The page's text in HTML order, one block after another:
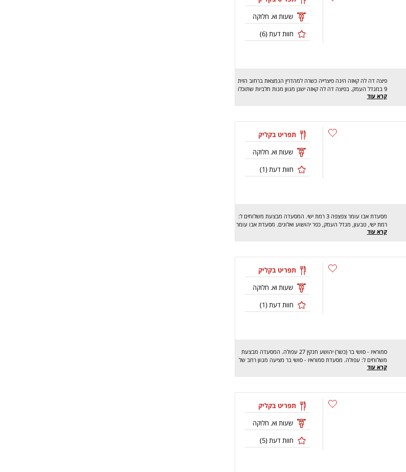
שעות וא. חלוקה
חוות דעת (6
)
פיצה דה לה קאזה הינה פיצרייה כשרה למהדרין הנמצאת ברחוב הזית
9 במגדל העמק. בפיצה דה לה קאזה ישנן מגוון מנות חלביות שתוכלו
להזמין- ג'בטות גבינה בטעמים ותוספות לבחירה, טוסטים מיוחדים,
פיצות במבחר טעמים חדשים ובגדלים לבחירה, פסטות ברטבים,
יוצאים למגדל העמק במינימום הזמנה של 20 ₪ וללא דמי
משלוח. שיהיה בתיאבון :)
קרא עוד
תפריט בקליק
שעות וא. חלוקה
חוות דעת (1
)
מסעדת אבו עומר צפצפה 3 רמת ישי. המסעדה מבצעת משלוחים ל:
רמת ישי, טבעון, מגדל העמק, כפר יהושוע ואלונים. מסעדת אבו עומר
מציעה מגוון רחב של מנות טעימות במיוחד כמו: חומוס, מסבחה,
סלט רוקט, סלט תירס, כרובית מטוגנת, פלאפל, קוביה, ארוחות בוקר,
עוף, לבבות עוף, קבב כבש, סטייק פילה בקר, סטייק אנטריקוט, סנייה
ועוד. מחכים לכם לחוויה מהנה, שיהיה בתאבון !
קרא עוד
תפריט בקליק
שעות וא. חלוקה
חוות דעת (1
)
סמוראיו - סושי בר (כשר) יהושע חנקין 27 עפולה. המסעדה מבצעת
משלוחים ל: עפולה. מסעדת סמוראיו - סושי בר מציעה מגוון רחב של
מנות טעימות במיוחד כמו: בטטה טמפורה , סלמון עטוף אבוקדו,
מוקפצים, באנים, מנות ילדים ועוד. מחכים לכם לחוויה מהנה, שיהיה
קרא עוד
תפריט בקליק
שעות וא. חלוקה
חוות דעת (5
)